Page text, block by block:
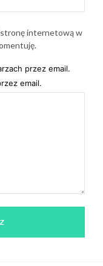
stronę internetową w
przez email.
email.